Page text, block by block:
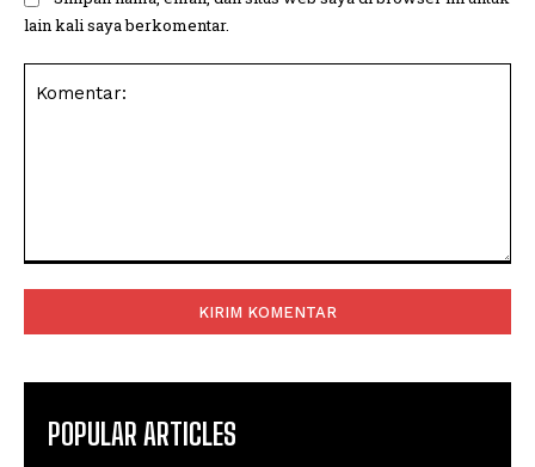
lain kali saya berkomentar.
POPULAR ARTICLES